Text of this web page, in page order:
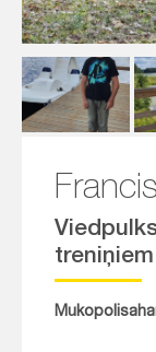
Francis
treniņiem